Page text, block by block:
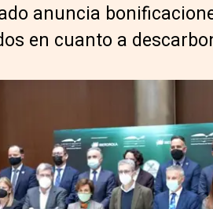
anuncia
en cuanto a